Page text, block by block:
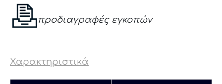
προδιαγραφές εγκοπών
Χαρακτηριστικά